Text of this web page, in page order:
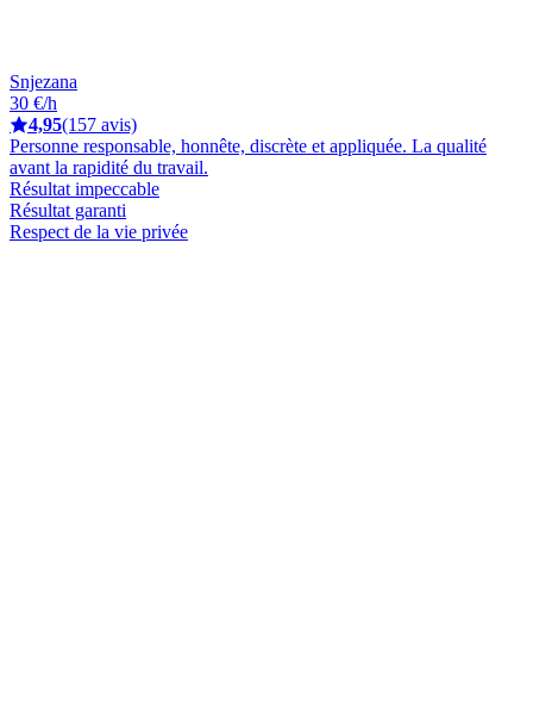
Snjezana
30 €/h
4,95(157 avis)
Personne responsable, honnête, discrète et appliquée. La qualité
avant la rapidité du travail.
Résultat impeccable
Résultat garanti
Respect de la vie privée